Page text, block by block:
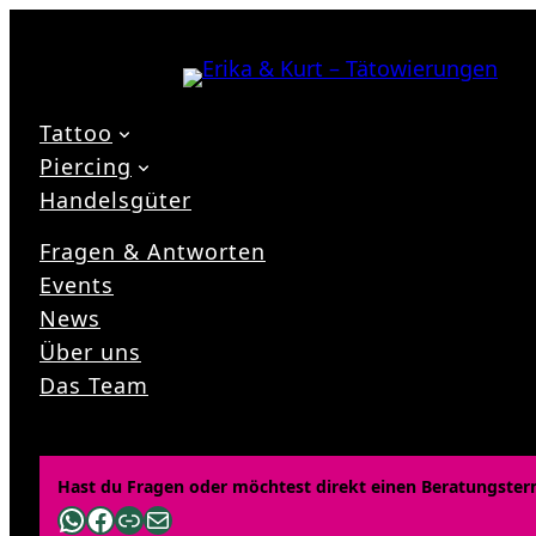
Tattoo
Piercing
Handelsgüter
Fragen & Antworten
Events
News
Über uns
Das Team
Hast du Fragen oder möchtest direkt einen
WhatsApp
Facebook
Link
E-Mail